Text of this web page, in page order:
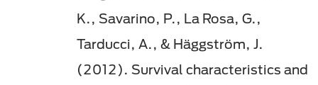
K., Savarino, P., La Rosa, G.,
Tarducci, A., & Häggström, J.
(2012). Survival characteristics and